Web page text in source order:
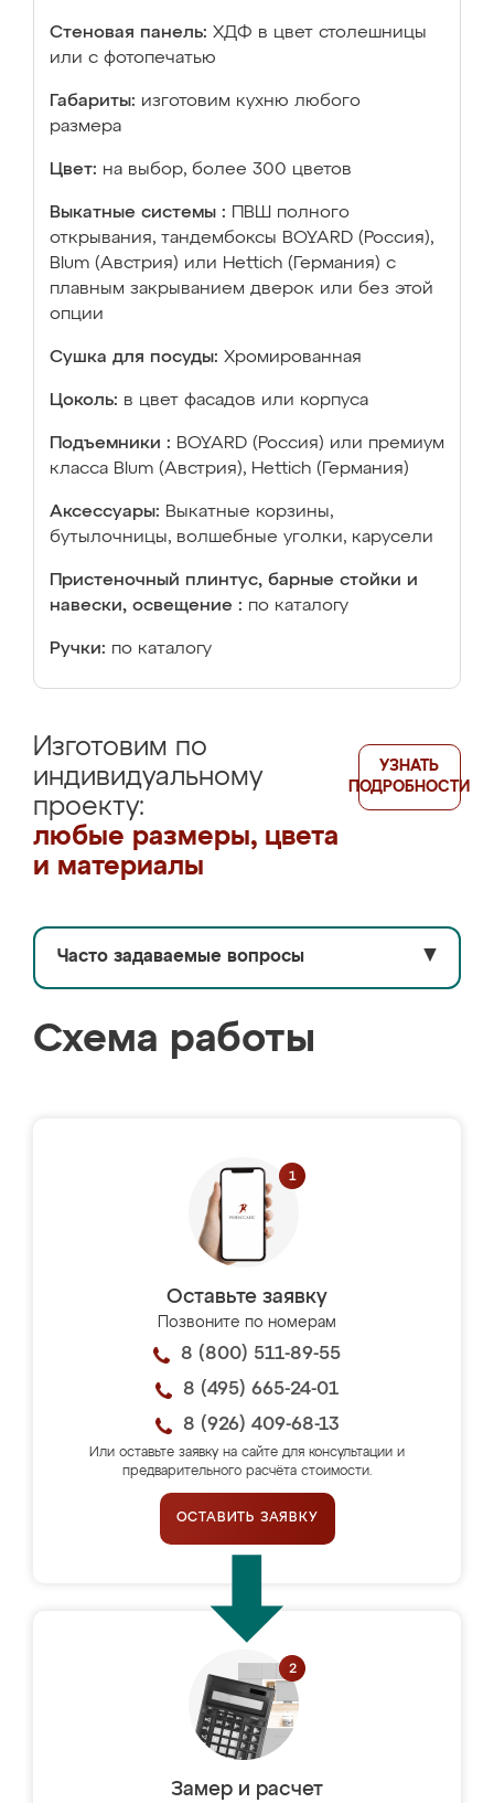
Стеновая панель: ХДФ в цвет столешницы
или с фотопечатью
Габариты: изготовим кухню любого
размера
Цвет: на выбор, более 300 цветов
Выкатные системы :
ПВШ полного
открывания, тандембоксы BOYARD (Россия),
Blum (Австрия) или Hettich (Германия) с
плавным закрыванием дверок или без этой
опции
Сушка для посуды: Хромированная
Цоколь: в цвет фасадов или корпуса
Подъемники : BOYARD (Россия) или премиум
класса Blum (Австрия), Hettich (Германия)
Аксессуары: Выкатные корзины,
бутылочницы, волшебные уголки, карусели
Пристеночный плинтус, барные стойки и
навески, освещение : по каталогу
Ручки: по каталогу
Изготовим по
индивидуальному
проекту:
любые размеры, цвета
и материалы
УЗНАТЬ
ПОДРОБНОСТИ
Часто задаваемые вопросы ▼
Схема работы
Оставьте заявку
Позвоните по номерам
8 (800) 511-89-55
8 (495) 665-24-01
8 (926) 409-68-13
Или оставьте заявку на сайте для консультации и
предварительного расчёта стоимости.
ОСТАВИТЬ ЗАЯВКУ
Замер и расчет